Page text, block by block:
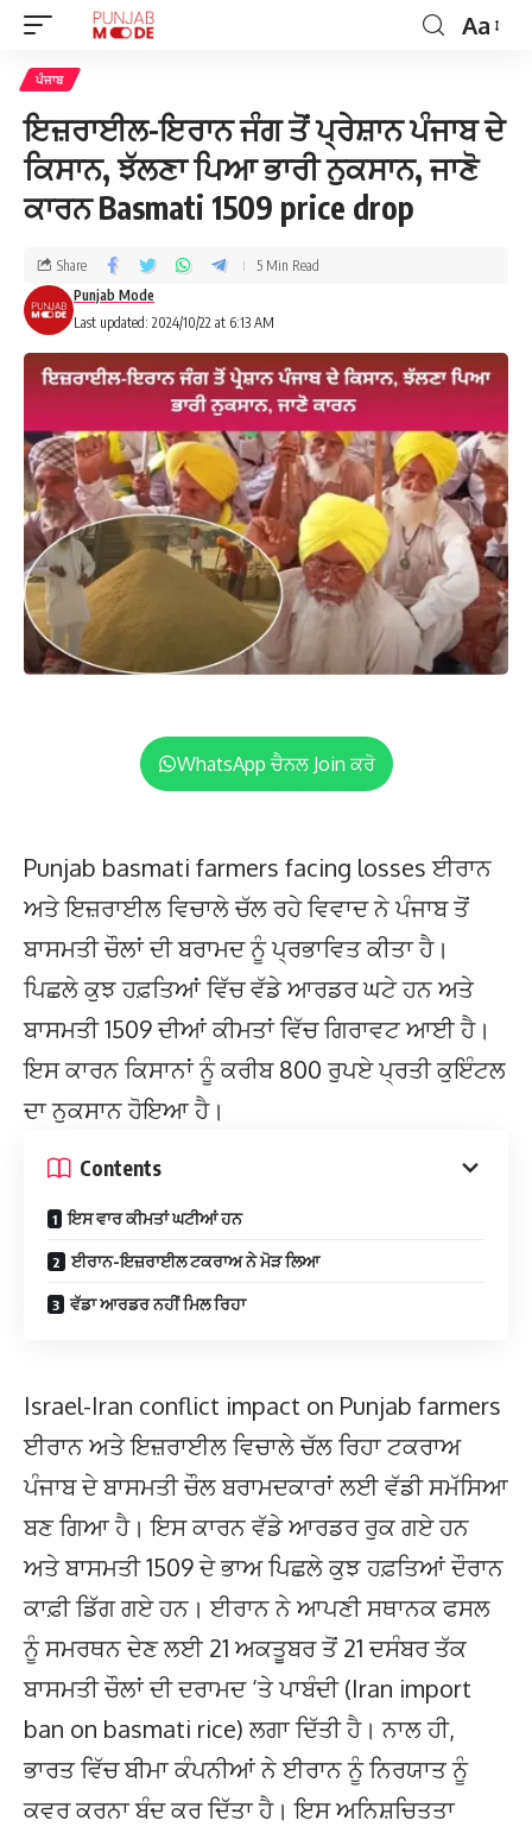
Aa
ਪੰਜਾਬ
ਇਜ਼ਰਾਈਲ-ਇਰਾਨ ਜੰਗ ਤੋਂ ਪ੍ਰੇਸ਼ਾਨ ਪੰਜਾਬ ਦੇ
ਕਿਸਾਨ, ਝੱਲਣਾ ਪਿਆ ਭਾਰੀ ਨੁਕਸਾਨ, ਜਾਣੋ
ਕਾਰਨ Basmati 1509 price drop
Last updated: 2024/10/22 at 6:13 AM
Punjab Mode
Share 5 Min Read
WhatsApp ਚੈਨਲ Join ਕਰੋ
Punjab basmati farmers facing losses ਈਰਾਨ
ਅਤੇ ਇਜ਼ਰਾਈਲ ਵਿਚਾਲੇ ਚੱਲ ਰਹੇ ਵਿਵਾਦ ਨੇ ਪੰਜਾਬ ਤੋਂ
ਬਾਸਮਤੀ ਚੌਲਾਂ ਦੀ ਬਰਾਮਦ ਨੂੰ ਪ੍ਰਭਾਵਿਤ ਕੀਤਾ ਹੈ।
ਪਿਛਲੇ ਕੁਝ ਹਫ਼ਤਿਆਂ ਵਿੱਚ ਵੱਡੇ ਆਰਡਰ ਘਟੇ ਹਨ ਅਤੇ
ਬਾਸਮਤੀ 1509 ਦੀਆਂ ਕੀਮਤਾਂ ਵਿੱਚ ਗਿਰਾਵਟ ਆਈ ਹੈ।
ਇਸ ਕਾਰਨ ਕਿਸਾਨਾਂ ਨੂੰ ਕਰੀਬ 800 ਰੁਪਏ ਪ੍ਰਤੀ ਕੁਇੰਟਲ
ਦਾ ਨੁਕਸਾਨ ਹੋਇਆ ਹੈ।
Contents
ਇਸ ਵਾਰ ਕੀਮਤਾਂ ਘਟੀਆਂ ਹਨ
ਈਰਾਨ-ਇਜ਼ਰਾਈਲ ਟਕਰਾਅ ਨੇ ਮੋੜ ਲਿਆ
ਵੱਡਾ ਆਰਡਰ ਨਹੀਂ ਮਿਲ ਰਿਹਾ
Israel-Iran conflict impact on Punjab farmers
ਈਰਾਨ ਅਤੇ ਇਜ਼ਰਾਈਲ ਵਿਚਾਲੇ ਚੱਲ ਰਿਹਾ ਟਕਰਾਅ
ਪੰਜਾਬ ਦੇ ਬਾਸਮਤੀ ਚੌਲ ਬਰਾਮਦਕਾਰਾਂ ਲਈ ਵੱਡੀ ਸਮੱਸਿਆ
ਬਣ ਗਿਆ ਹੈ। ਇਸ ਕਾਰਨ ਵੱਡੇ ਆਰਡਰ ਰੁਕ ਗਏ ਹਨ
ਅਤੇ ਬਾਸਮਤੀ 1509 ਦੇ ਭਾਅ ਪਿਛਲੇ ਕੁਝ ਹਫ਼ਤਿਆਂ ਦੌਰਾਨ
ਕਾਫ਼ੀ ਡਿੱਗ ਗਏ ਹਨ। ਈਰਾਨ ਨੇ ਆਪਣੀ ਸਥਾਨਕ ਫਸਲ
ਨੂੰ ਸਮਰਥਨ ਦੇਣ ਲਈ 21 ਅਕਤੂਬਰ ਤੋਂ 21 ਦਸੰਬਰ ਤੱਕ
ਬਾਸਮਤੀ ਚੌਲਾਂ ਦੀ ਦਰਾਮਦ ‘ਤੇ ਪਾਬੰਦੀ (Iran import
ban on basmati rice) ਲਗਾ ਦਿੱਤੀ ਹੈ। ਨਾਲ ਹੀ,
ਭਾਰਤ ਵਿੱਚ ਬੀਮਾ ਕੰਪਨੀਆਂ ਨੇ ਈਰਾਨ ਨੂੰ ਨਿਰਯਾਤ ਨੂੰ
ਕਵਰ ਕਰਨਾ ਬੰਦ ਕਰ ਦਿੱਤਾ ਹੈ। ਇਸ ਅਨਿਸ਼ਚਿਤਤਾ